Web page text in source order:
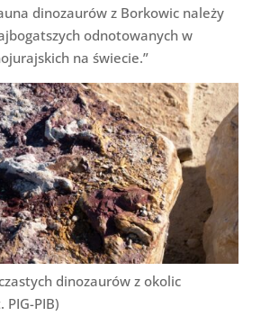
dinozaurów z Borkowic należy
odnotowanych w
na świecie.”
dinozaurów z okolic
PIB)